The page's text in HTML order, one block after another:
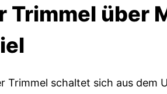
Trimmel über
schaltet sich aus dem